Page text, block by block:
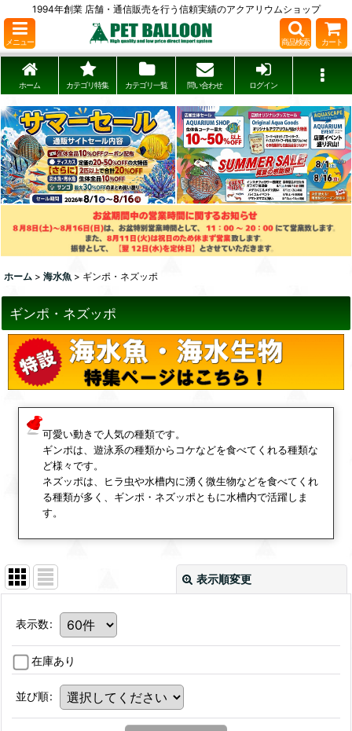
1994年創業 店舗・通信販売を行う信頼実績のアクアリウムショップ
メニュー 商品検索 カート
ホーム カテゴリ特集 カテゴリ一覧 問い合わせ ログイン
ホーム > 海水魚 > ギンポ・ネズッポ
ギンポ・ネズッポ
可愛い動きで人気の種類です。
ギンポは、遊泳系の種類からコケなどを食べてくれる種類な
ど様々です。
ネズッポは、ヒラ虫や水槽内に湧く微生物などを食べてくれ
る種類が多く、ギンポ・ネズッポともに水槽内で活躍しま
す。
表示順変更
表示数:
在庫あり
並び順: